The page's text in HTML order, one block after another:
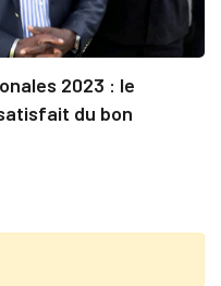
2023 : le
du bon